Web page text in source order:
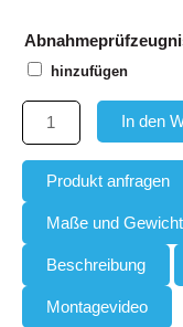
hinzufügen
In den
Produkt anfragen
Maße und Gewicht
Beschreibung
Montagevideo